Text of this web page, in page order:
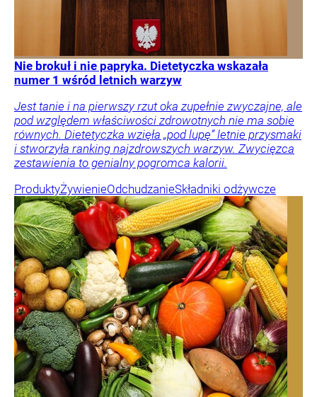
Nie brokuł i nie papryka. Dietetyczka wskazała
numer 1 wśród letnich warzyw
Jest tanie i na pierwszy rzut oka zupełnie zwyczajne, ale
pod względem właściwości zdrowotnych nie ma sobie
równych. Dietetyczka wzięła „pod lupę” letnie przysmaki
i stworzyła ranking najzdrowszych warzyw. Zwycięzca
zestawienia to genialny pogromca kalorii.
ProduktyŻywienieOdchudzanieSkładniki odżywcze